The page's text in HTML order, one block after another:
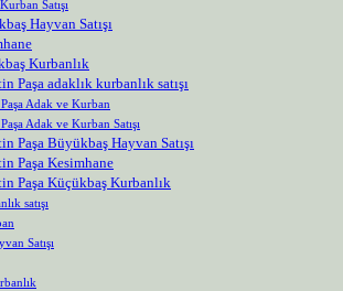
Satışı
Hayvan Satışı
Kurbanlık
Paşa adaklık kurbanlık satışı
Adak ve Kurban
Adak ve Kurban Satışı
Paşa Büyükbaş Hayvan Satışı
Paşa Kesimhane
Paşa Küçükbaş Kurbanlık
satışı
Satışı